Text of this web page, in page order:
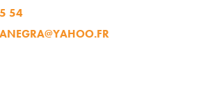
54